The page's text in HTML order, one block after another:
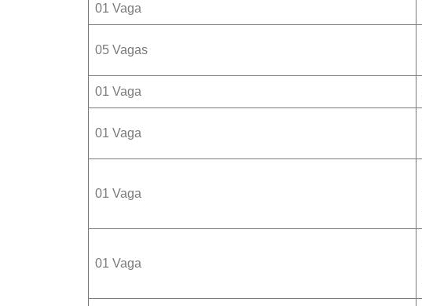
01 Vaga
05 Vagas
01 Vaga
01 Vaga
01 Vaga
01 Vaga